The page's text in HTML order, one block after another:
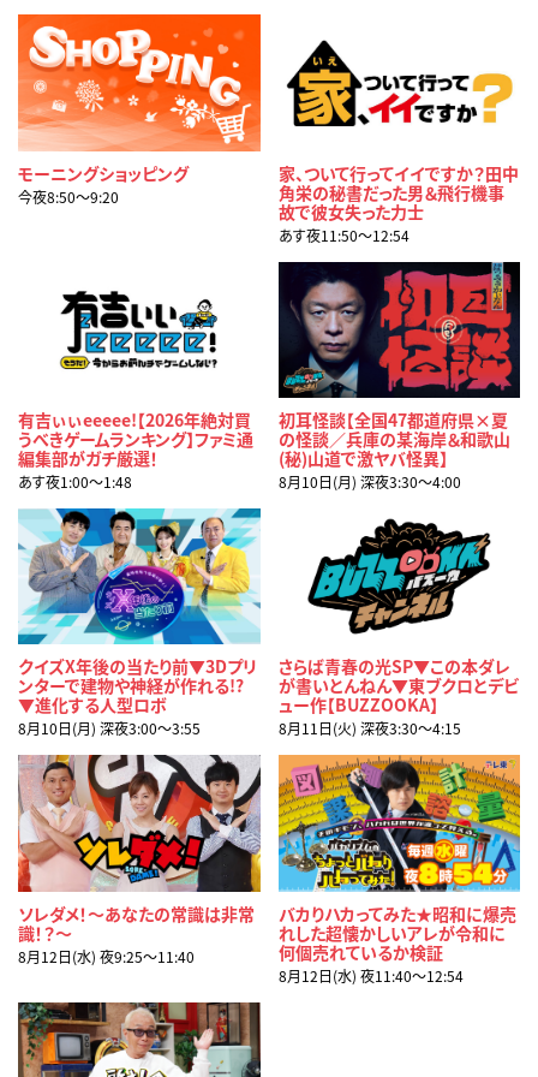
モーニングショッピング
今夜8:50〜9:20
家、ついて行ってイイですか？田中
角栄の秘書だった男＆飛行機事
故で彼女失った力士
あす夜11:50〜12:54
有吉ぃぃeeeee!【2026年絶対買
うべきゲームランキング】ファミ通
編集部がガチ厳選！
あす夜1:00〜1:48
初耳怪談【全国47都道府県×夏
の怪談／兵庫の某海岸＆和歌山
(秘)山道で激ヤバ怪異】
8月10日(月) 深夜3:30〜4:00
クイズX年後の当たり前▼3Dプリ
ンターで建物や神経が作れる!?
▼進化する人型ロボ
8月10日(月) 深夜3:00〜3:55
さらば青春の光SP▼この本ダレ
が書いとんねん▼東ブクロとデビ
ュー作【BUZZOOKA】
8月11日(火) 深夜3:30〜4:15
ソレダメ！～あなたの常識は非常
識！？～
8月12日(水) 夜9:25〜11:40
バカりハカってみた★昭和に爆売
れした超懐かしいアレが令和に
何個売れているか検証
8月12日(水) 夜11:40〜12:54